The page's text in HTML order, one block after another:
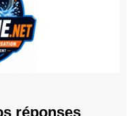
réponses